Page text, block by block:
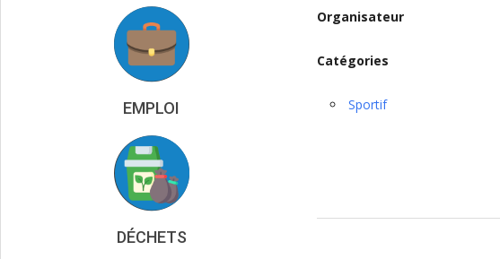
Organisateur
Catégories
Sportif
EMPLOI
DÉCHETS